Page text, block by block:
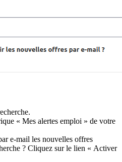
« Mes alertes emploi » de votre
e-mail les nouvelles offres
? Cliquez sur le lien « Activer